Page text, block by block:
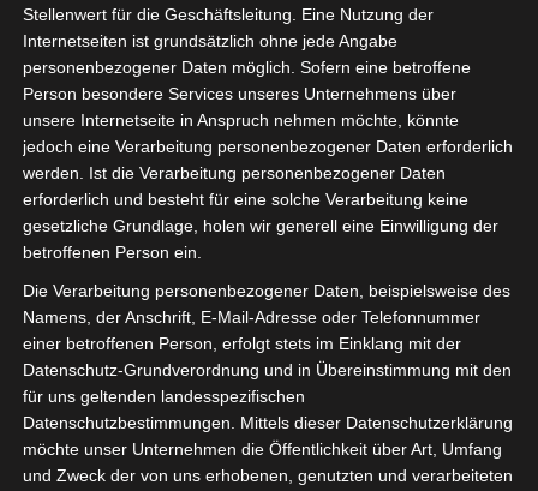
Jahresupdate
Elektrofachkraft 2026
Stellenwert für die Geschäftsleitung. Eine Nutzung der
Internetseiten ist grundsätzlich ohne jede Angabe
personenbezogener Daten möglich. Sofern eine betroffene
Person besondere Services unseres Unternehmens über
unsere Internetseite in Anspruch nehmen möchte, könnte
jedoch eine Verarbeitung personenbezogener Daten erforderlich
werden. Ist die Verarbeitung personenbezogener Daten
erforderlich und besteht für eine solche Verarbeitung keine
gesetzliche Grundlage, holen wir generell eine Einwilligung der
betroffenen Person ein.
Die Verarbeitung personenbezogener Daten, beispielsweise des
Namens, der Anschrift, E-Mail-Adresse oder Telefonnummer
einer betroffenen Person, erfolgt stets im Einklang mit der
Datenschutz-Grundverordnung und in Übereinstimmung mit den
für uns geltenden landesspezifischen
Datenschutzbestimmungen. Mittels dieser Datenschutzerklärung
möchte unser Unternehmen die Öffentlichkeit über Art, Umfang
und Zweck der von uns erhobenen, genutzten und verarbeiteten